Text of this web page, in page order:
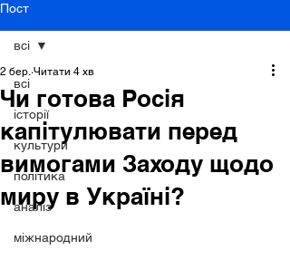
Пост
всі
історії
культури
політика
аналіз
міжнародний
всі
Чи готова Росія
капітулювати перед
вимогами Заходу щодо
миру в Україні?
2 бер. Читати 4 хв